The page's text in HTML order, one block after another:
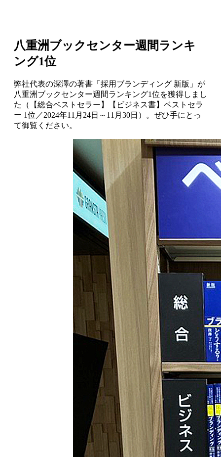
八重洲ブックセンター週間ランキ
ング1位
弊社代表の深澤の著書「採用ブランディング 新版」が
八重洲ブックセンター週間ランキング1位を獲得しまし
た（【総合ベストセラー】【ビジネス書】ベストセラ
ー 1位／2024年11月24日～11月30日）。ぜひ手にとっ
て御覧ください。